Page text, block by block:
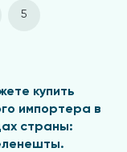
5
купить
импортера в
страны: